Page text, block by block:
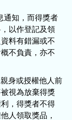
通知，而得獎者
以作登記及領
料有錯漏或不
不負責，亦不
身或授權他人前
視為放棄得獎
，得獎者不得
人領取獎品，